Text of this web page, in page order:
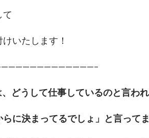
て
いたします！
、どうして仕事しているのと言わ
決まってるでしょ」と言って